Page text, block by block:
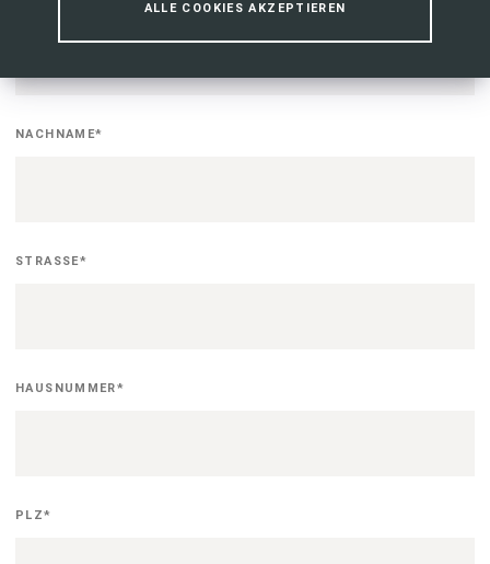
ALLE COOKIES AKZEPTIEREN
NACHNAME*
STRASSE *
HAUSNUMMER*
PLZ*